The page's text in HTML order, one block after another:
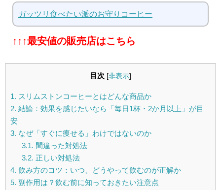
ガッツリ食べたい派のお守りコーヒー
↑↑↑最安値の販売店はこちら
目次 [非表示]
1. スリムストンコーヒーとはどんな商品か
2. 結論：効果を感じたいなら「毎日1杯・2か月以上」が目
安
3. なぜ「すぐに痩せる」わけではないのか
3.1. 間違った対処法
3.2. 正しい対処法
4. 飲み方のコツ：いつ、どうやって飲むのが正解か
5. 副作用は？飲む前に知っておきたい注意点